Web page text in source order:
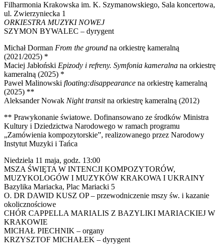
Filharmonia Krakowska im. K. Szymanowskiego, Sala koncertowa,
ul. Zwierzyniecka 1
ORKIESTRA MUZYKI NOWEJ
SZYMON BYWALEC – dyrygent
Michał Dorman From the ground na orkiestrę kameralną
(2021/2025) *
Maciej Jabłoński Epizody i refreny. Symfonia kameralna na orkiestrę
kameralną (2025) *
Paweł Malinowski floating:disappearance na orkiestrę kameralną
(2025) **
Aleksander Nowak Night transitna orkiestrę kameralną (2012)
** Prawykonanie światowe. Dofinansowano ze środków Ministra
Kultury i Dziedzictwa Narodowego w ramach programu
„Zamówienia kompozytorskie”, realizowanego przez Narodowy
Instytut Muzyki i Tańca
Niedziela 11 maja, godz. 13:00
MSZA ŚWIĘTA W INTENCJI KOMPOZYTORÓW,
MUZYKOLOGÓW I MUZYKÓW KRAKOWA I UKRAINY
Bazylika Mariacka, Plac Mariacki 5
O. DR DAWID KUSZ OP – przewodniczenie mszy św. i kazanie
okolicznościowe
CHÓR CAPPELLA MARIALIS Z BAZYLIKI MARIACKIEJ W
KRAKOWIE
MICHAŁ PIECHNIK – organy
KRZYSZTOF MICHAŁEK – dyrygent